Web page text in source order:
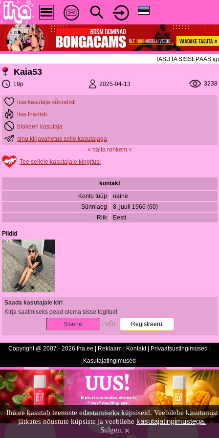
Iha.ee kasutab teenuste edastamiseks küpsiseid. Veebilehe kasutamist
jätkates nõustute küpsiste ja veebilehe kasutajatingimustega.
Sulgen
TASUTA SISSEPÄÄS
Kaia53
19p 2025-04-13 3238
lisa kasutaja sõbralisti
lisa Iha-listi
blokeeri kasutaja
sinu kirjavahetus selle kasutajaga
˅ näita rohkem ˅
Tee sellele kasutajale kingitus!
kontakt
Konto tüüp
naine
Sünniaeg
8. juuli 1966 (60)
Riik
Eesti
Pildid
Saada kasutajale kiri
Kirja saatmiseks pead olema sisse logitud!
Sisene
- VÕI - Registreeru
Copyright @ 2007 - 2026 Iha.ee | Reklaam Kontakt| Privaatsustingimused
Kasutajatingimused